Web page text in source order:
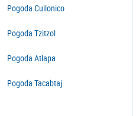
Pogoda Cuilonico
Pogoda Tzitzol
Pogoda Atlapa
Pogoda Tacabtaj